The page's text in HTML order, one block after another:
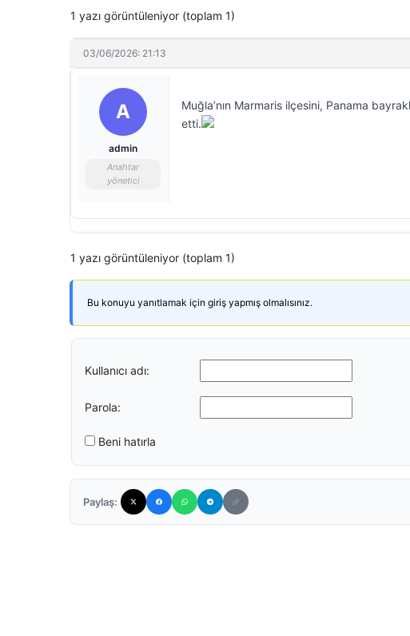
1 yazı görüntüleniyor (toplam 1)
03/06/2026: 21:13
A
admin
Anahtar
yönetici
Muğla’nın Marmaris ilçesini, Panama
etti.
1 yazı görüntüleniyor (toplam 1)
Bu konuyu yanıtlamak için giriş yapmış olmalısınız.
Kullanıcı adı:
Parola:
Beni hatırla
Paylaş: